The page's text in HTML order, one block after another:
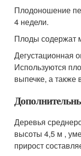
Плодоношение
4 недели.
Плоды содержат
Дегустационная
Используются
выпечке, а также
Деревья
высоты 4,5 м ,
прирост